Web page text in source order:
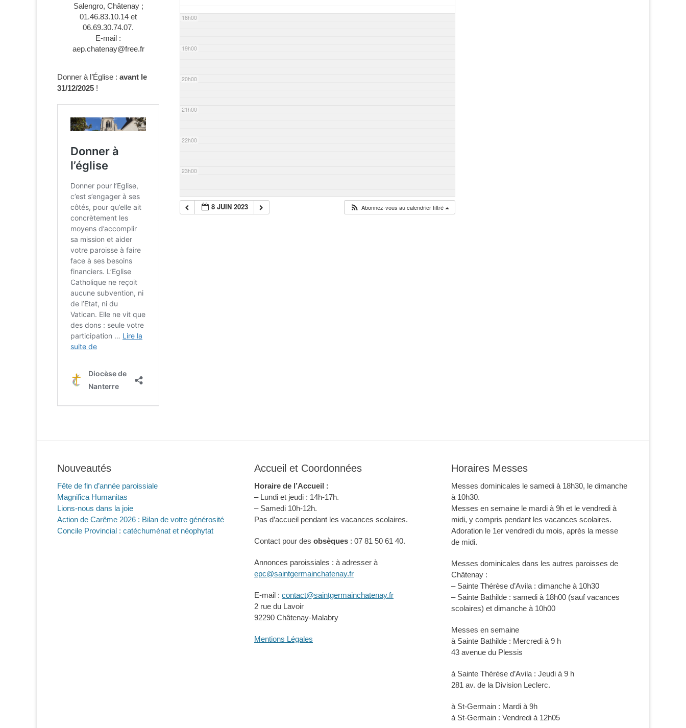
18h00
19h00
20h00
21h00
22h00
23h00
8 JUIN 2023 Abonnez-vous au calendrier filtré
Salengro, Châtenay ;
01.46.83.10.14 et
06.69.30.74.07.
E-mail :
aep.chatenay@free.fr
Donner à l’Église : avant le
31/12/2025 !
Nouveautés
Fête de fin d’année paroissiale
Magnifica Humanitas
Lions-nous dans la joie
Action de Carême 2026 : Bilan de votre générosité
Concile Provincial : catéchuménat et néophytat
Accueil et Coordonnées
Horaire de l’Accueil :
– Lundi et jeudi : 14h-17h.
– Samedi 10h-12h.
Pas d’accueil pendant les vacances scolaires.
Contact pour des obsèques : 07 81 50 61 40.
Annonces paroissiales : à adresser à
epc@saintgermainchatenay.fr
E-mail : contact@saintgermainchatenay.fr
2 rue du Lavoir
92290 Châtenay-Malabry
Mentions Légales
Horaires Messes
Messes dominicales le samedi à 18h30, le dimanche
à 10h30.
Messes en semaine le mardi à 9h et le vendredi à
midi, y compris pendant les vacances scolaires.
Adoration le 1er vendredi du mois, après la messe
de midi.
Messes dominicales dans les autres paroisses de
Châtenay :
– Sainte Thérèse d’Avila : dimanche à 10h30
– Sainte Bathilde : samedi à 18h00 (sauf vacances
scolaires) et dimanche à 10h00
Messes en semaine
à Sainte Bathilde : Mercredi à 9 h
43 avenue du Plessis
à Sainte Thérèse d’Avila : Jeudi à 9 h
281 av. de la Division Leclerc.
à St-Germain : Mardi à 9h
à St-Germain : Vendredi à 12h05